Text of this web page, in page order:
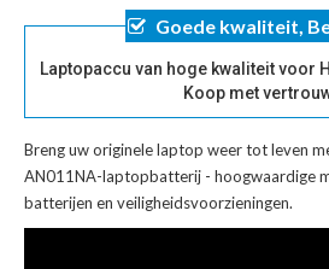
Goede kwaliteit,
Laptopaccu van hoge kwaliteit voor
Koop met
Breng uw originele laptop weer tot leven
AN011NA-laptopbatterij - hoogwaardige
batterijen en veiligheidsvoorzieningen.